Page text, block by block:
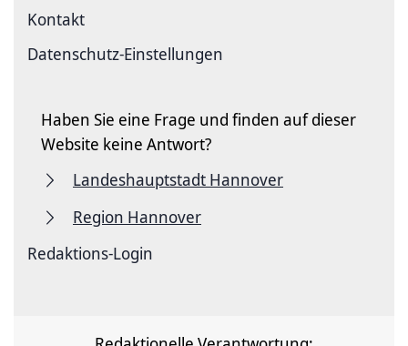
Kontakt
Datenschutz-Einstellungen
Haben Sie eine Frage und finden auf dieser
Website keine Antwort?
Landeshauptstadt Hannover
Region Hannover
Redaktions-Login